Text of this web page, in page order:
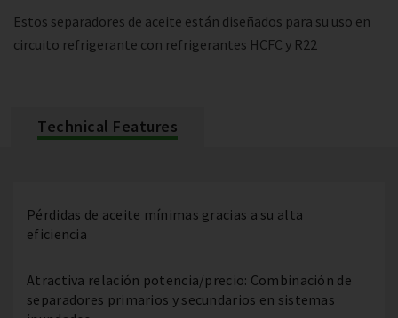
Estos separadores de aceite están diseñados para su uso en
circuito refrigerante con refrigerantes HCFC y R22
Technical Features
Pérdidas de aceite mínimas gracias a su alta
eficiencia
Atractiva relación potencia/precio: Combinación de
separadores primarios y secundarios en sistemas